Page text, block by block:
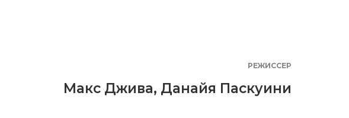
РЕЖИССЕР
Макс Джива, Данайя Паскуини